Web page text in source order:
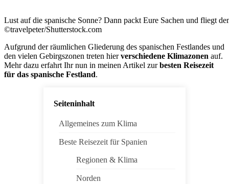
Lust auf die spanische Sonne? Dann packt Eure Sachen und fliegt
©travelpeter/Shutterstock.com
Aufgrund der räumlichen Gliederung des spanischen Festlandes und
den vielen Gebirgszonen treten hierverschiedene Klimazonen auf.
Mehr dazu erfahrt Ihr nun in meinen Artikel zurbesten Reisezeit
für das spanische Festland.
Seiteninhalt
Allgemeines zum Klima
Beste Reisezeit für Spanien
Regionen & Klima
Norden